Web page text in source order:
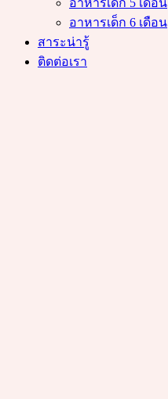
อาหารเด็ก 6 เดือน
สาระน่ารู้
ติดต่อเรา